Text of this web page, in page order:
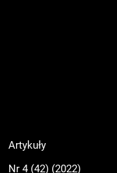
Artykuły
Nr 4 (42) (2022)